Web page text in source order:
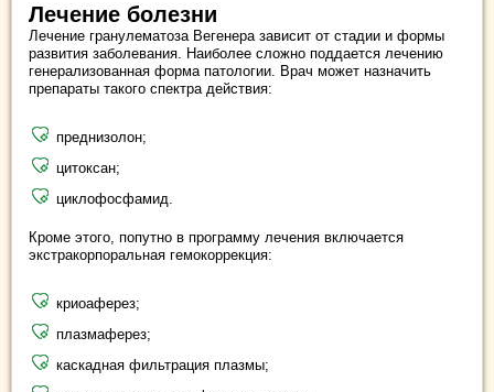
Лечение болезни
Лечение гранулематоза Вегенера зависит от стадии и формы
развития заболевания. Наиболее сложно поддается лечению
генерализованная форма патологии. Врач может назначить
препараты такого спектра действия:
преднизолон;
цитоксан;
циклофосфамид.
Кроме этого, попутно в программу лечения включается
экстракорпоральная гемокоррекция:
криоаферез;
плазмаферез;
каскадная фильтрация плазмы;